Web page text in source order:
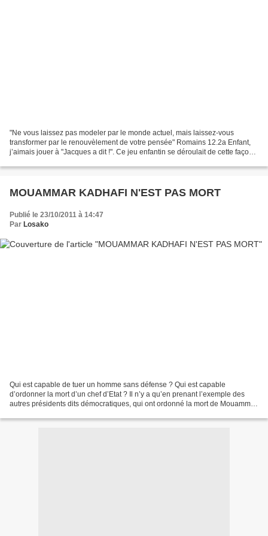
"Ne vous laissez pas modeler par le monde actuel, mais laissez-vous
transformer par le renouvèlement de votre pensée" Romains 12.2a Enfant,
j’aimais jouer à "Jacques a dit !". Ce jeu enfantin se déroulait de cette façon :
MOUAMMAR KADHAFI N'EST PAS MORT
Publié le 23/10/2011 à 14:47
Par Losako
Qui est capable de tuer un homme sans défense ? Qui est capable
d’ordonner la mort d’un chef d’Etat ? Il n’y a qu’en prenant l’exemple des
autres présidents dits démocratiques, qui ont ordonné la mort de Mouammar